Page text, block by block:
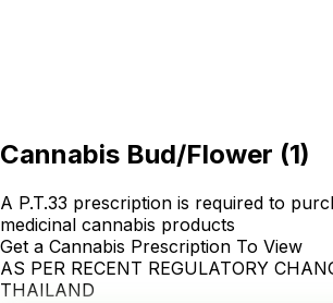
Cannabis Bud/Flower (1)
A P.T.33 prescription is required to
medicinal cannabis products
Get a Cannabis Prescription To View
AS PER RECENT REGULATORY
THAILAND